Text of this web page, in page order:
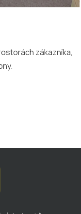
zákazníka,